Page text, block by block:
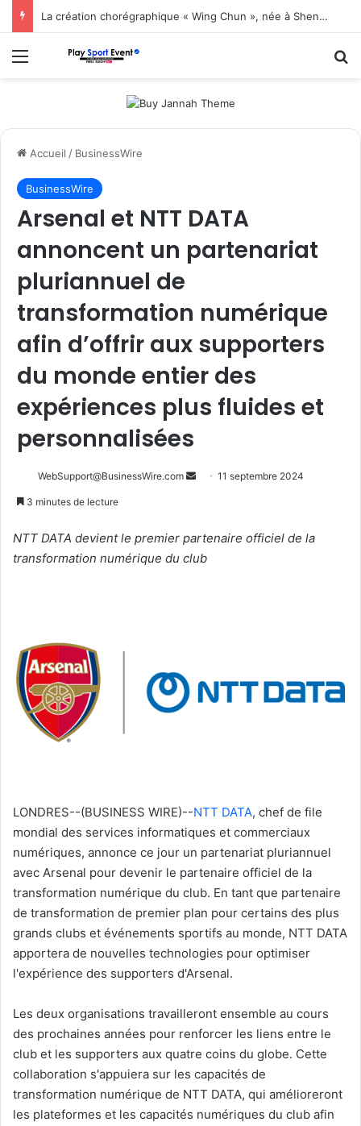
La création chorégraphique « Wing Chun », née à Shenzhen, fait ses débuts en Corée du Sud
Menu
Accueil / BusinessWire
BusinessWire
Arsenal et NTT DATA
annoncent un partenariat
pluriannuel de
transformation numérique
afin d’offrir aux supporters
du monde entier des
expériences plus fluides et
personnalisées
WebSupport@BusinessWire.com
Envoyer11 septembre 2024
3 minutes de lecture
NTT DATA devient le premier partenaire officiel de la
transformation numérique du club
LONDRES--(BUSINESS WIRE)--NTT DATA, chef de file
mondial des services informatiques et commerciaux
numériques, annonce ce jour un partenariat pluriannuel
avec Arsenal pour devenir le partenaire officiel de la
transformation numérique du club. En tant que partenaire
de transformation de premier plan pour certains des plus
grands clubs et événements sportifs au monde, NTT DATA
apportera de nouvelles technologies pour optimiser
l'expérience des supporters d'Arsenal.
Les deux organisations travailleront ensemble au cours
des prochaines années pour renforcer les liens entre le
club et les supporters aux quatre coins du globe. Cette
collaboration s'appuiera sur les capacités de
transformation numérique de NTT DATA, qui amélioreront
les plateformes et les capacités numériques du club afin